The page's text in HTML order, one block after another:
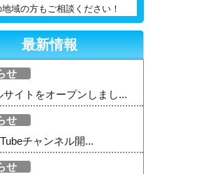
域の方もご相談ください！
最新情報
せ
サイトをオープンしまし...
せ
チャンネル開...
せ